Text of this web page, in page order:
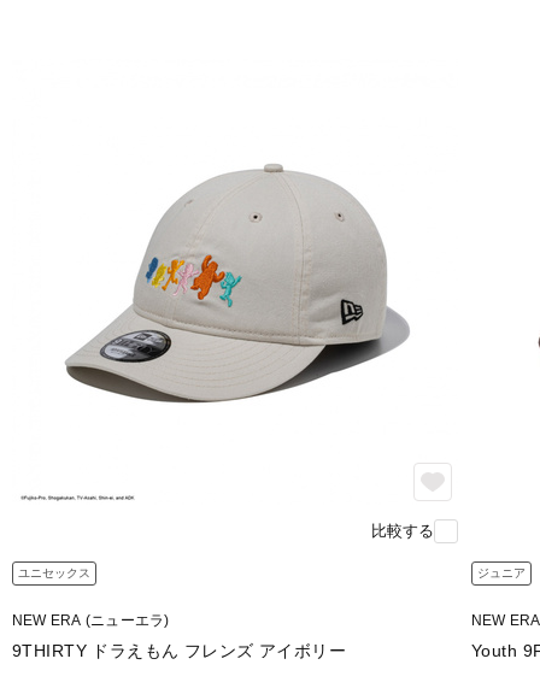
比較する
ユニセックス
NEW ERA (ニューエラ)
9THIRTY ドラえもん フレンズ アイボリー
ジュニア
NEW
Youth